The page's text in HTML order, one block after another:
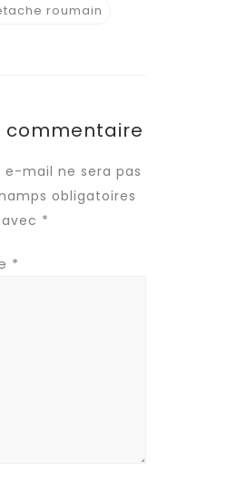
roumain
commentaire
e-mail ne sera pas
obligatoires
*
*